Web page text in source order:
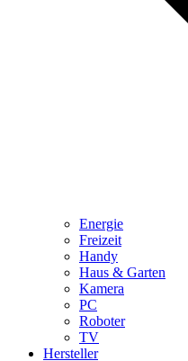
Energie
Freizeit
Handy
Haus & Garten
Kamera
PC
Roboter
TV
Hersteller